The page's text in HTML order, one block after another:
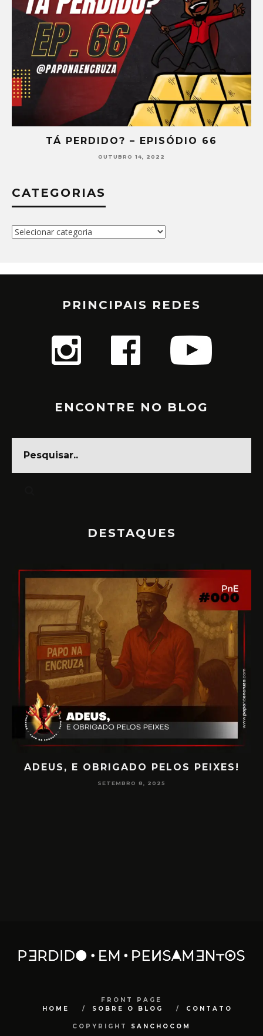
TÁ PERDIDO? – EPISÓDIO 66
OUTUBRO 14, 2022
CATEGORIAS
Categorias
PRINCIPAIS REDES
ENCONTRE NO BLOG
DESTAQUES
ADEUS, E OBRIGADO PELOS PEIXES!
SETEMBRO 8, 2025
FRONT PAGE
HOME
SOBRE O BLOG CONTATO
COPYRIGHT SANCHOCOM